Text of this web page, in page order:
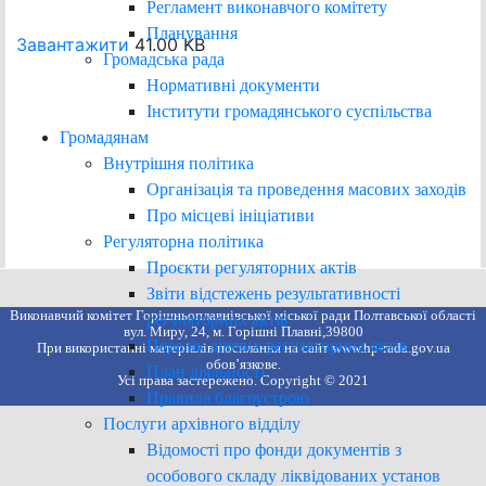
Регламент виконавчого комітету
Планування
Громадська рада
Нормативні документи
Інститути громадянського суспільства
Громадянам
Внутрішня політика
Організація та проведення масових заходів
Про місцеві ініціативи
Регуляторна політика
Проєкти регуляторних актів
Звіти відстежень результативності
регуляторних актів
Перелік діючих регуляторних актів
План діяльності
Правила благоустрою
Послуги архівного відділу
Відомості про фонди документів з
особового складу ліквідованих установ
Завантажити 41.00 KB
Виконавчий комітет Горішньоплавнівської міської ради Полтавської області
вул. Миру, 24, м. Горішні Плавні,39800
При використанні матеріалів посилання на сайт www.hp-rada.gov.ua
обов’язкове.
Усі права застережено. Copyright © 2021